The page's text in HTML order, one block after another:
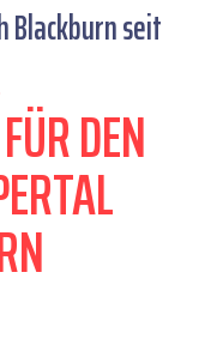
Blackburn seit
DEN